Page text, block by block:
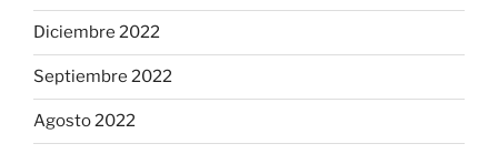
Diciembre 2022
Septiembre 2022
Agosto 2022